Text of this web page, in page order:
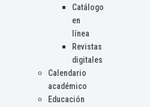
Catálogo
en
línea
Revistas
digitales
Calendario
académico
Educación